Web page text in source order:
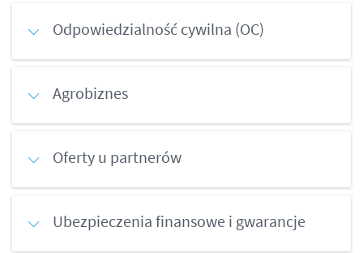
Odpowiedzialność cywilna (OC)
Agrobiznes
Oferty u partnerów
Ubezpieczenia finansowe i gwarancje